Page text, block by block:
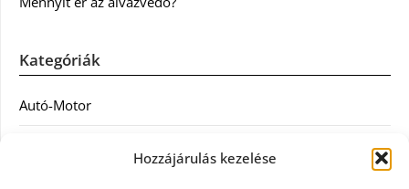
Hozzájárulás kezelése
Kategóriák
Autó-Motor